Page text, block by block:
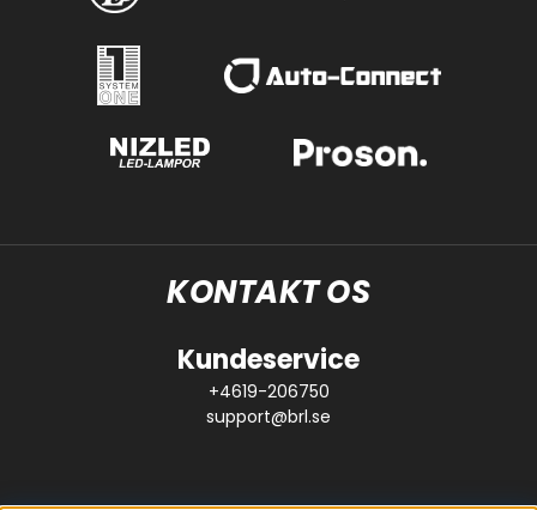
KONTAKT OS
Kundeservice
+4619-206750
support@brl.se